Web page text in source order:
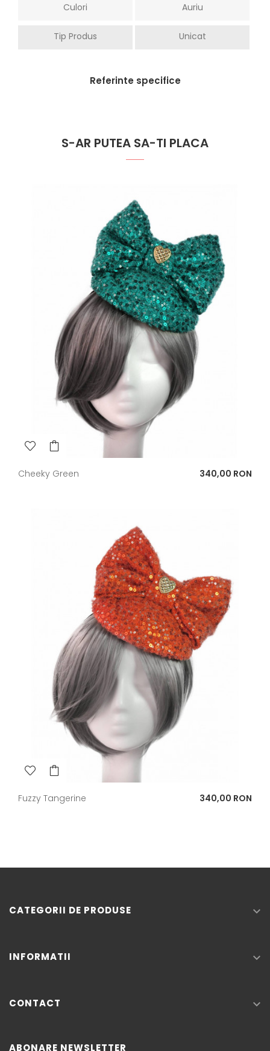
Culori Auriu
Tip Produs Unicat
Referinte specifice
S-AR PUTEA SA-TI PLACA
Cheeky Green Pret
340,00 RON
Fuzzy Tangerine Pret
340,00 RON
CATEGORII DE PRODUSE 
INFORMATII 
CONTACT 
ABONARE NEWSLETTER